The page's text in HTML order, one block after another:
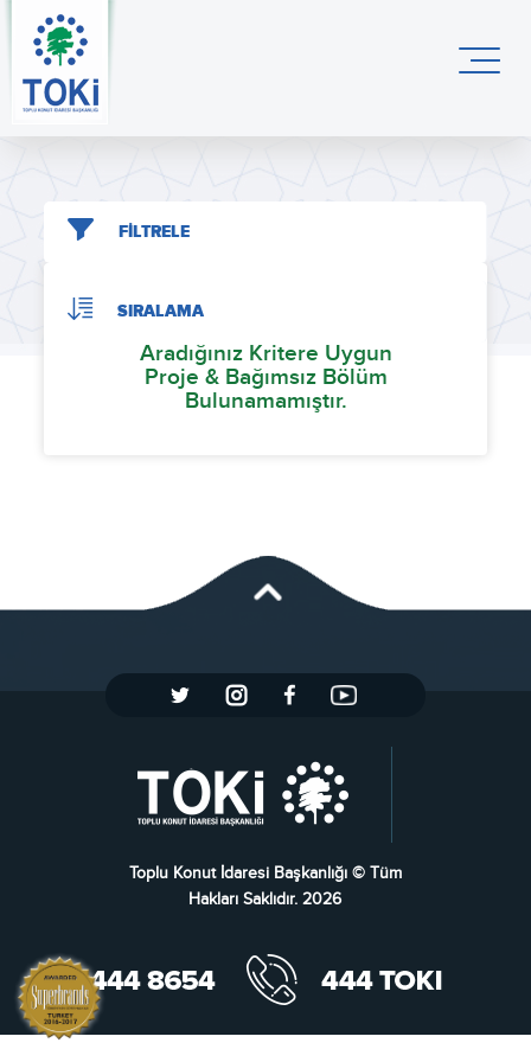
FİLTRELE
SIRALAMA
Aradığınız Kritere Uygun
Proje & Bağımsız Bölüm
Bulunamamıştır.
Toplu Konut İdaresi Başkanlığı © Tüm
Hakları Saklıdır. 2026